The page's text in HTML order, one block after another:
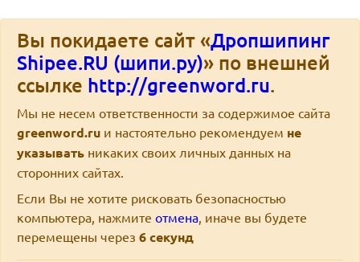
Вы покидаете сайт «Дропшипинг
Shipee.RU (шипи.ру)» по внешней
ссылке http://greenword.ru.
Мы не несем ответственности за содержимое сайта
greenword.ru и настоятельно рекомендуем не
указывать никаких своих личных данных на
сторонних сайтах.
Если Вы не хотите рисковать безопасностью
компьютера, нажмите отмена, иначе вы будете
перемещены через 6секунд